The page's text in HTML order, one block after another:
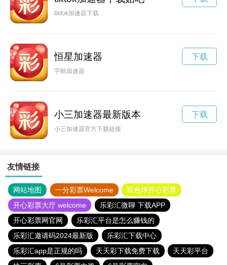
tiktok加速器下载
恒星加速器
宇航加速器
下载
小三加速器最新版本
小三加速器官方下载链接
下载
友情链接
网站地图 一分彩票Welcome
双色球开心彩票
开心彩票大厅 welcome
乐彩汇微聊 下载APP
开心彩票网官网
乐彩汇平台是怎么赚钱的
乐彩汇邀请码2024最新版
乐彩汇下载中心
乐彩汇app是正规的吗
天天彩下载免费下载
天天彩平台